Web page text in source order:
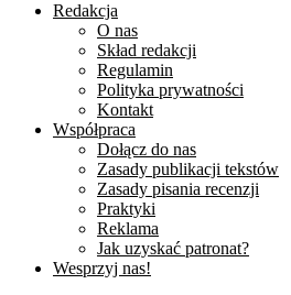
Redakcja
O nas
Skład redakcji
Regulamin
Polityka prywatności
Kontakt
Współpraca
Dołącz do nas
Zasady publikacji tekstów
Zasady pisania recenzji
Praktyki
Reklama
Jak uzyskać patronat?
Wesprzyj nas!